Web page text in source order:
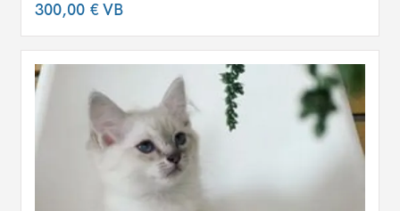
300,00 €VB